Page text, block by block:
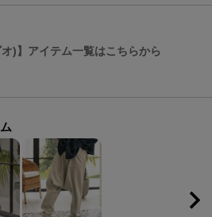
)】アイテム一覧はこちらから